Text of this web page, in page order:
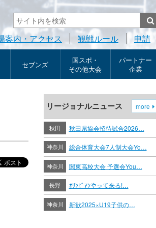
案内・アクセス 観戦ルール 申請
セブンズ
国スポ・
その他大会
パートナー
企業
リージョナルニュース more
秋田 秋田県協会招待試合2026…
神奈川 総合体育大会7人制大会Yo…
神奈川 関東高校大会 予選会You…
長野 ｵﾘﾝﾋﾟｱﾝやって来る!…
神奈川 新歓2025×U19子供の…